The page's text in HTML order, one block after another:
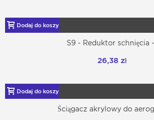
Dodaj do koszyka
S9 - Reduktor schnięcia
26,38 zł
Dodaj do koszyka
Ściągacz akrylowy do